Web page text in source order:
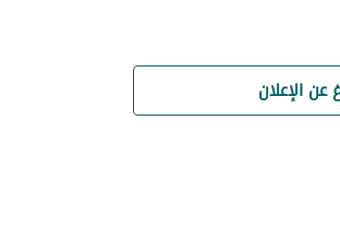
عن الإعلان